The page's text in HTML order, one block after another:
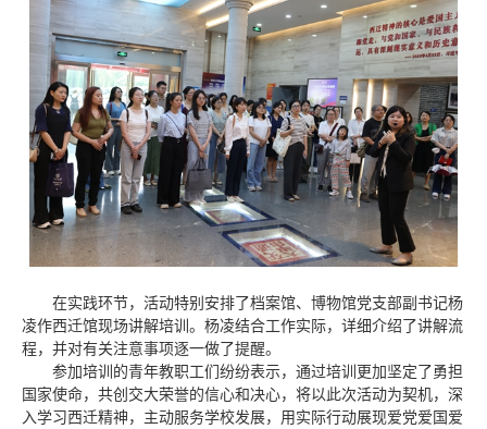
在实践环节，活动特别安排了档案馆、博物馆党支部副书记杨
凌作西迁馆现场讲解培训。杨凌结合工作实际，详细介绍了讲解流
程，并对有关注意事项逐一做了提醒。
参加培训的青年教职工们纷纷表示，通过培训更加坚定了勇担
国家使命，共创交大荣誉的信心和决心，将以此次活动为契机，深
入学习西迁精神，主动服务学校发展，用实际行动展现爱党爱国爱